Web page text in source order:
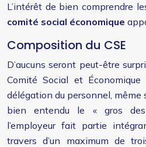
L’intérêt de bien comprendre
comité social économique
Composition du CSE
D’aucuns seront peut-être
Comité Social et Économique
délégation du personnel,
bien entendu le « gros
l’employeur fait partie
travers d’un maximum de